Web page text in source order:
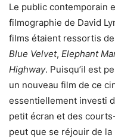
Le public contemporain
filmographie de David
films étaient ressortis
Blue Velvet, Elephant
Highway. Puisqu’il est
un nouveau film de ce
essentiellement investi
petit écran et des
peut que se réjouir de